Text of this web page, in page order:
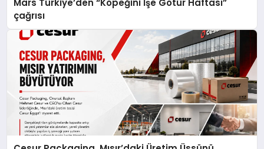
çağrısı